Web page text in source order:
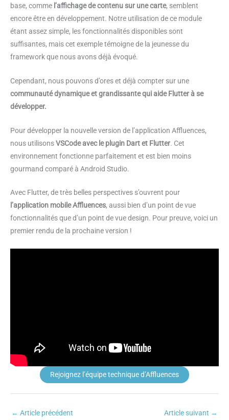
base, comme l’affichage de contenu sur une carte, semblent
encore être en développement. Notre utilisation de ce module
étant assez simple, les fonctionnalités disponibles sont
suffisantes, mais cet exemple témoigne de la jeunesse du
framework que nous avons déjà évoqué.
Cependant, nous pouvons d’ores et déjà compter sur une
communauté dynamique et grandissante qui aide Flutter à se
développer.
Pour développer la nouvelle version de l’application Affluences,
nous utilisonsVSCode avec le plugin Dart et Flutter. Cet
environnement fonctionne parfaitement et est bien moins
gourmand comparé à Android Studio.
Avec Flutter, de très belles perspectives s’ouvrent pour
l’application mobile Affluences, aussi bien d’un point de vue
fonctionnalités que d’un point de vue design. Pour preuve, voici un
premier rendu de la prochaine version !
Rejoignez l’équipe technique d’Affluences
← Article précédent Article suivant →